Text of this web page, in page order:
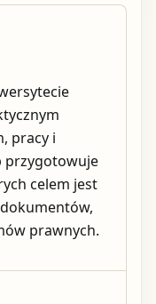
pracy i
przygotowuje
celem jest
prawnych.